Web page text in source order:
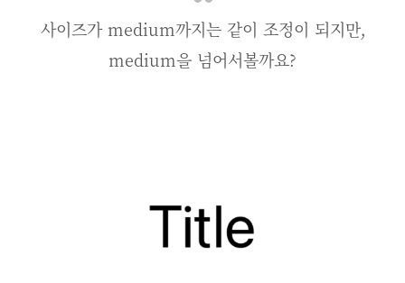
사이즈가 medium까지는 같이 조정이 되지만,
medium을 넘어서볼까요?